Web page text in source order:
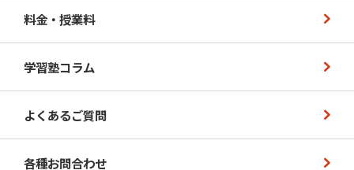
料金・授業料
学習塾コラム
よくあるご質問
各種お問合わせ